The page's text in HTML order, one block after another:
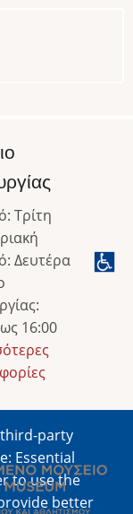
party
Essential
to use the
better
Τρίτη
Δευτέρα
16:00